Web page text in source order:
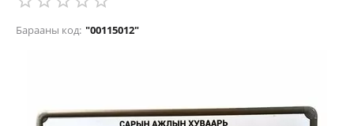
Барааны код: "00115012"